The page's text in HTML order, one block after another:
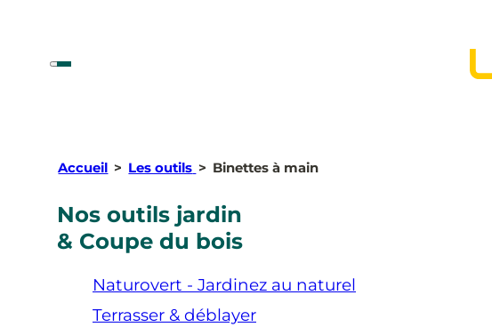
Accueil > Les outils > Binettes à main
Nos outils jardin
& Coupe du bois
Naturovert - Jardinez au naturel
Terrasser & déblayer